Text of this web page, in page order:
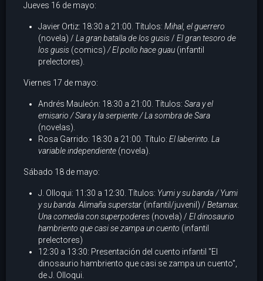
Jueves 16 de mayo:
Javier Ortiz: 18:30 a 21:00. Títulos: Mihal, el guerrero
(novela) / La gran batalla de los gusis/ El gran tesoro de
los gusis (comics)/ El pollo hace guau (infantil
prelectores).
Viernes 17 de mayo:
Andrés Mauleón: 18:30 a 21:00. Títulos: Sara y el
emisario / Sara y la serpiente / La sombra de Sara
(novelas).
Rosa Garrido: 18:30 a 21:00. Título: El laberinto. La
variable independiente (novela).
Sábado 18 de mayo:
J. Olloqui: 11:30 a 12:30. Títulos: Yumi y su banda / Yumi
y su banda. Alimaña superstar (infantil/juvenil) / Betamax.
Una comedia con superpoderes (novela) / El dinosaurio
hambriento que casi se zampa un cuento (infantil
prelectores)
12:30 a 13:30: Presentación del cuento infantil "El
dinosaurio hambriento que casi se zampa un cuento",
de J. Olloqui.